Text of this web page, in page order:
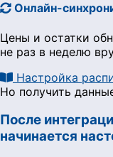
Онлайн-
Цены и остатки
не раз в неделю
Настройка
Но получить
После
начинается